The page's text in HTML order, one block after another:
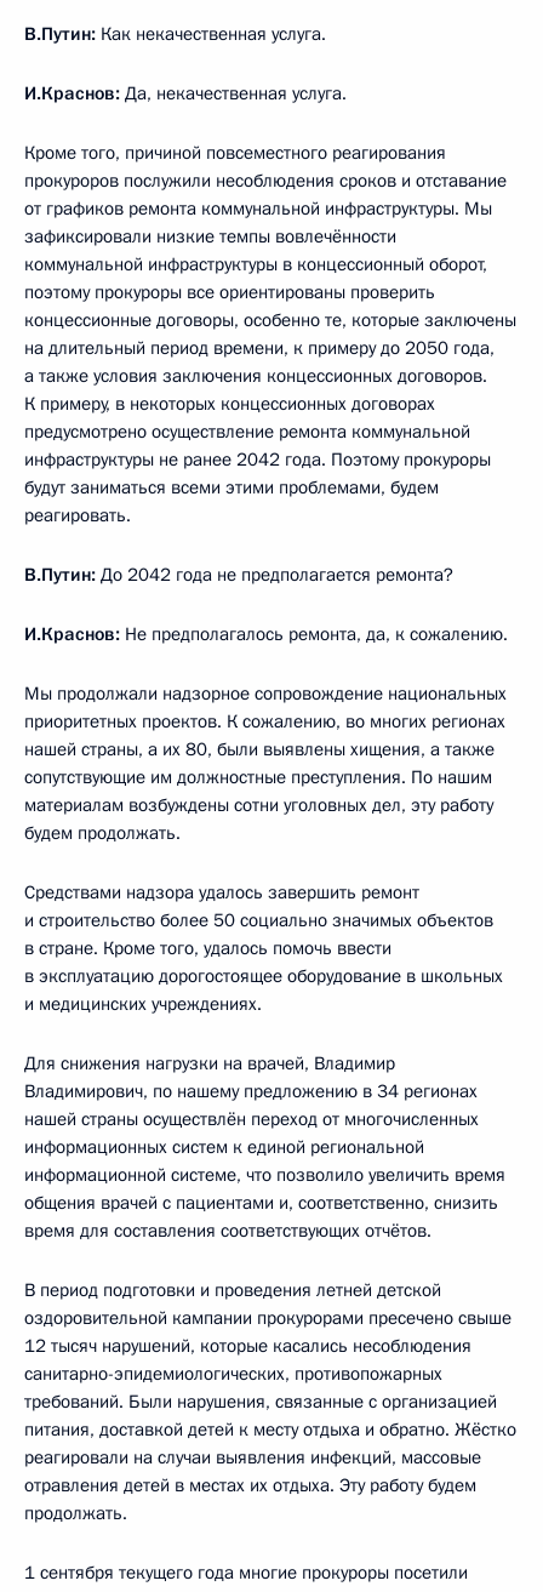
В.Путин: Как некачественная услуга.
И.Краснов: Да, некачественная услуга.
Кроме того, причиной повсеместного реагирования
прокуроров послужили несоблюдения сроков и отставание
от графиков ремонта коммунальной инфраструктуры. Мы
зафиксировали низкие темпы вовлечённости
коммунальной инфраструктуры в концессионный оборот,
поэтому прокуроры все ориентированы проверить
концессионные договоры, особенно те, которые заключены
на длительный период времени, к примеру до 2050 года,
а также условия заключения концессионных договоров.
К примеру, в некоторых концессионных договорах
предусмотрено осуществление ремонта коммунальной
инфраструктуры не ранее 2042 года. Поэтому прокуроры
будут заниматься всеми этими проблемами, будем
реагировать.
В.Путин: До 2042 года не предполагается ремонта?
И.Краснов: Не предполагалось ремонта, да, к сожалению.
Мы продолжали надзорное сопровождение национальных
приоритетных проектов. К сожалению, во многих регионах
нашей страны, а их 80, были выявлены хищения, а также
сопутствующие им должностные преступления. По нашим
материалам возбуждены сотни уголовных дел, эту работу
будем продолжать.
Средствами надзора удалось завершить ремонт
и строительство более 50 социально значимых объектов
в стране. Кроме того, удалось помочь ввести
в эксплуатацию дорогостоящее оборудование в школьных
и медицинских учреждениях.
Для снижения нагрузки на врачей, Владимир
Владимирович, по нашему предложению в 34 регионах
нашей страны осуществлён переход от многочисленных
информационных систем к единой региональной
информационной системе, что позволило увеличить время
общения врачей с пациентами и, соответственно, снизить
время для составления соответствующих отчётов.
В период подготовки и проведения летней детской
оздоровительной кампании прокурорами пресечено свыше
12 тысяч нарушений, которые касались несоблюдения
санитарно-эпидемиологических, противопожарных
требований. Были нарушения, связанные с организацией
питания, доставкой детей к месту отдыха и обратно. Жёстко
реагировали на случаи выявления инфекций, массовые
отравления детей в местах их отдыха. Эту работу будем
продолжать.
1 сентября текущего года многие прокуроры посетили